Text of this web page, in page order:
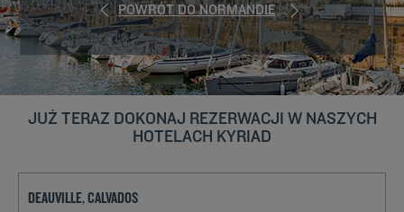
POWRÓT DO NORMANDIE
JUŻ TERAZ DOKONAJ REZERWACJI W NASZYCH
HOTELACH KYRIAD